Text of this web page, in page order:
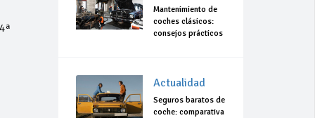
Mantenimiento de
coches clásicos:
consejos prácticos
Actualidad
Seguros baratos de
coche: comparativa